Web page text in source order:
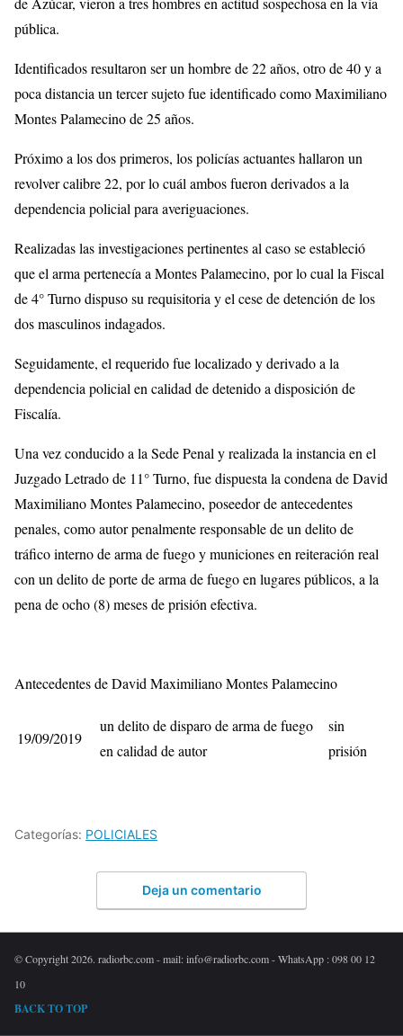
pública.
Identificados resultaron ser un hombre de 22 años, otro de 40 y a
poca distancia un tercer sujeto fue identificado como Maximiliano
Montes Palamecino de 25 años.
Próximo a los dos primeros, los policías actuantes hallaron un
revolver calibre 22, por lo cuál ambos fueron derivados a la
dependencia policial para averiguaciones.
Realizadas las investigaciones pertinentes al caso se estableció
que el arma pertenecía a Montes Palamecino, por lo cual la Fiscal
de 4° Turno dispuso su requisitoria y el cese de detención de los
dos masculinos indagados.
Seguidamente, el requerido fue localizado y derivado a la
dependencia policial en calidad de detenido a disposición de
Fiscalía.
Una vez conducido a la Sede Penal y realizada la instancia en el
Juzgado Letrado de 11° Turno, fue dispuesta la condena de David
Maximiliano Montes Palamecino, poseedor de antecedentes
penales, como autor penalmente responsable de un delito de
tráfico interno de arma de fuego y municiones en reiteración real
con un delito de porte de arma de fuego en lugares públicos, a la
pena de ocho (8) meses de prisión efectiva.
Antecedentes de David Maximiliano Montes Palamecino
19/09/2019
un delito de disparo de arma de fuego
en calidad de autor
sin
prisión
Categorías: POLICIALES
Deja un comentario
© Copyright 2026. radiorbc.com - mail: info@radiorbc.com - WhatsApp : 098 00 12
10
BACK TO TOP